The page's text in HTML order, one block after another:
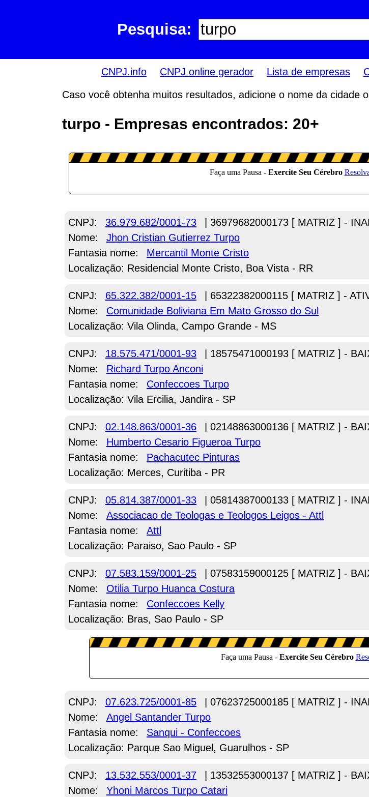
Pesquisa:
CNPJ.info CNPJ online gerador Lista de empresas
Caso você obtenha muitos resultados, adicione o nome da cidade
turpo - Empresas encontrados: 20+
CNPJ: 36.979.682/0001-73
| 36979682000173 [ MATRIZ ] -
Nome:
Jhon Cristian Gutierrez Turpo
Fantasia nome:
Mercantil Monte Cristo
Localização: Residencial Monte Cristo, Boa Vista - RR
CNPJ: 65.322.382/0001-15
| 65322382000115 [ MATRIZ ] -
Nome:
Comunidade Boliviana Em Mato Grosso do Sul
Localização: Vila Olinda, Campo Grande - MS
CNPJ: 18.575.471/0001-93
| 18575471000193 [ MATRIZ ] -
Nome:
Richard Turpo Anconi
Fantasia nome:
Confeccoes Turpo
Localização: Vila Ercilia, Jandira - SP
CNPJ: 02.148.863/0001-36
| 02148863000136 [ MATRIZ ] -
Nome:
Humberto Cesario Figueroa Turpo
Fantasia nome:
Pachacutec Pinturas
Localização: Merces, Curitiba - PR
CNPJ: 05.814.387/0001-33
| 05814387000133 [ MATRIZ ] -
Nome:
Associacao de Teologas e Teologos Leigos - Attl
Fantasia nome:
Attl
Localização: Paraiso, Sao Paulo - SP
CNPJ: 07.583.159/0001-25
| 07583159000125 [ MATRIZ ] -
Nome:
Otilia Turpo Huanca Costura
Fantasia nome:
Confeccoes Kelly
Localização: Bras, Sao Paulo - SP
CNPJ: 07.623.725/0001-85
| 07623725000185 [ MATRIZ ] -
Nome:
Angel Santander Turpo
Fantasia nome:
Sanqui - Confeccoes
Localização: Parque Sao Miguel, Guarulhos - SP
CNPJ: 13.532.553/0001-37
| 13532553000137 [ MATRIZ ] -
Nome:
Yhoni Marcos Turpo Catari